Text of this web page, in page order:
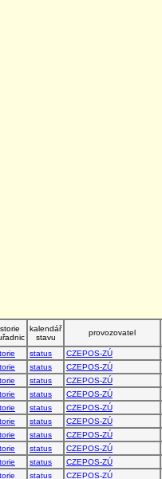
kalendář
stavu
provozovatel
status CZEPOS-ZÚ
status CZEPOS-ZÚ
status CZEPOS-ZÚ
status CZEPOS-ZÚ
status CZEPOS-ZÚ
status CZEPOS-ZÚ
status CZEPOS-ZÚ
status CZEPOS-ZÚ
status CZEPOS-ZÚ
status CZEPOS-ZÚ